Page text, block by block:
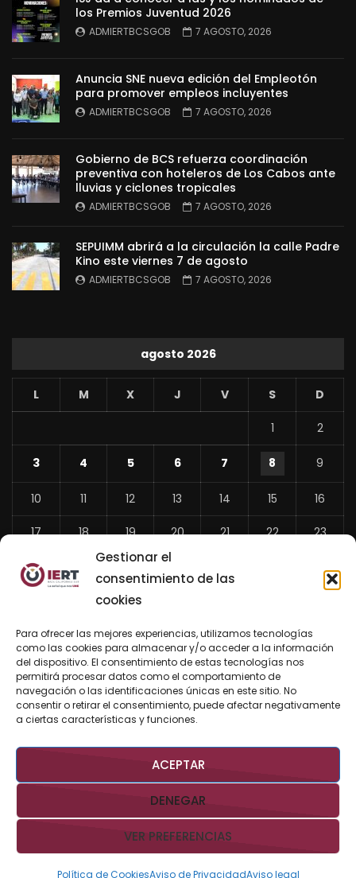
Gestionar el
consentimiento de las
cookies
Para ofrecer las mejores experiencias, utilizamos tecnologías
como las cookies para almacenar y/o acceder a la información
del dispositivo. El consentimiento de estas tecnologías nos
permitirá procesar datos como el comportamiento de
navegación o las identificaciones únicas en este sitio. No
consentir o retirar el consentimiento, puede afectar negativamente
a ciertas características y funciones.
ACEPTAR
DENEGAR
VER PREFERENCIAS
Política de CookiesAviso de PrivacidadAviso legal
los Premios Juventud 2026
ADMIERTBCSGOB 7 AGOSTO, 2026
Anuncia SNE nueva edición del Empleotón
para promover empleos incluyentes
ADMIERTBCSGOB 7 AGOSTO, 2026
Gobierno de BCS refuerza coordinación
preventiva con hoteleros de Los Cabos ante
lluvias y ciclones tropicales
ADMIERTBCSGOB 7 AGOSTO, 2026
SEPUIMM abrirá a la circulación la calle Padre
Kino este viernes 7 de agosto
ADMIERTBCSGOB 7 AGOSTO, 2026
agosto 2026
L M X J V S D
1 2
3 4 5 6 7 8 9
10 11 12 13 14 15 16
17 18 19 20 21 22 23
24 26 27
«
Jul
BUSCAR AHORA
Derechos Reservados @IERTBCS 2026 Gobierno de BCSAviso
Legal
Aviso de PrivacidadContacto:iert@bcs.gob.mx